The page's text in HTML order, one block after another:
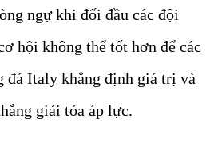
ngự khi đối đầu các đội
hội không thể tốt hơn để các
đá Italy khẳng định giá trị và
giải tỏa áp lực.